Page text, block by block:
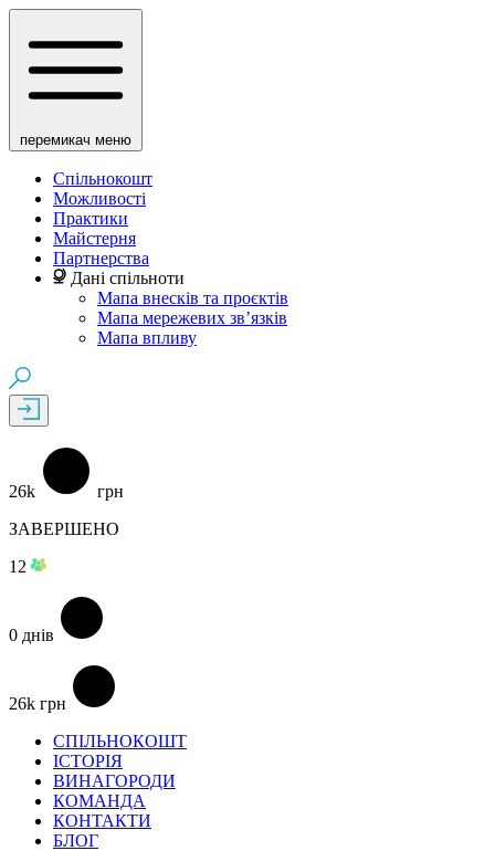
перемикач меню
Спільнокошт
Можливості
Практики
Майстерня
Партнерства
Дані спільноти
Мапа внесків та проєктів
Мапа мережевих зв’язків
Мапа впливу
26k
грн
ЗАВЕРШЕНО
12
0 днів
26k грн
СПІЛЬНОКОШТ
ІСТОРІЯ
ВИНАГОРОДИ
КОМАНДА
КОНТАКТИ
БЛОГ